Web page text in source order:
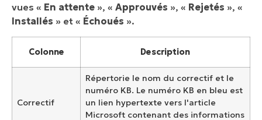
vues « En attente », « Approuvés », « Rejetés », «
Installés » et « Échoués ».
Colonne Description
Correctif
Répertorie le nom du correctif et le
numéro KB. Le numéro KB en bleu est
un lien hypertexte vers l'article
Microsoft contenant des informations